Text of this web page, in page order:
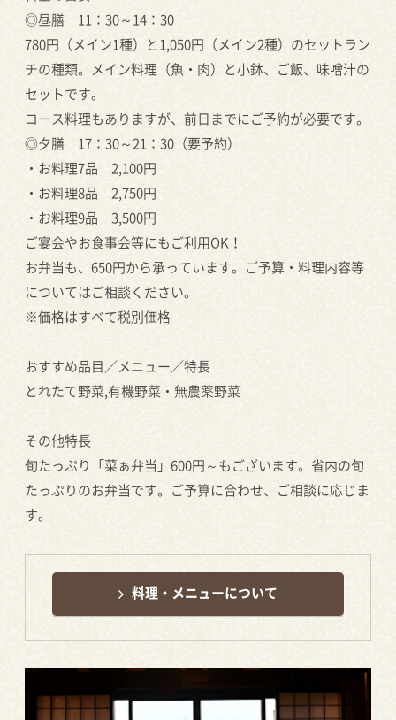
◎昼膳 11：30～14：30
780円（メイン1種）と1,050円（メイン2種）のセットラン
チの種類。メイン料理（魚・肉）と小鉢、ご飯、味噌汁の
セットです。
コース料理もありますが、前日までにご予約が必要です。
◎夕膳 17：30～21：30（要予約）
・お料理7品 2,100円
・お料理8品 2,750円
・お料理9品 3,500円
ご宴会やお食事会等にもご利用OK！
お弁当も、650円から承っています。ご予算・料理内容等
についてはご相談ください。
※価格はすべて税別価格
おすすめ品目／メニュー／特長
とれたて野菜,有機野菜・無農薬野菜
その他特長
旬たっぷり「菜ぁ弁当」600円～もございます。省内の旬
たっぷりのお弁当です。ご予算に合わせ、ご相談に応じま
す。
料理・メニューについて